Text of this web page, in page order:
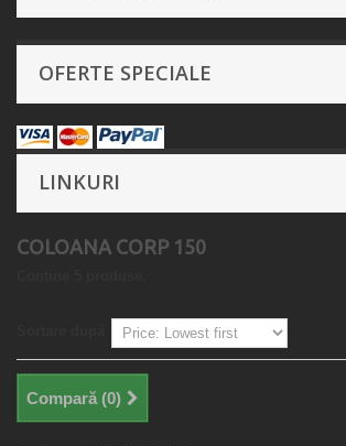
OFERTE SPECIALE
LINKURI
COLOANA CORP 150
Compară (0)